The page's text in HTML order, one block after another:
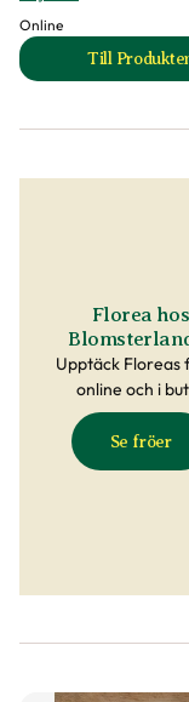
Online
Till
till
Florea hos
Upptäck Floreas
online och i
Se fröer